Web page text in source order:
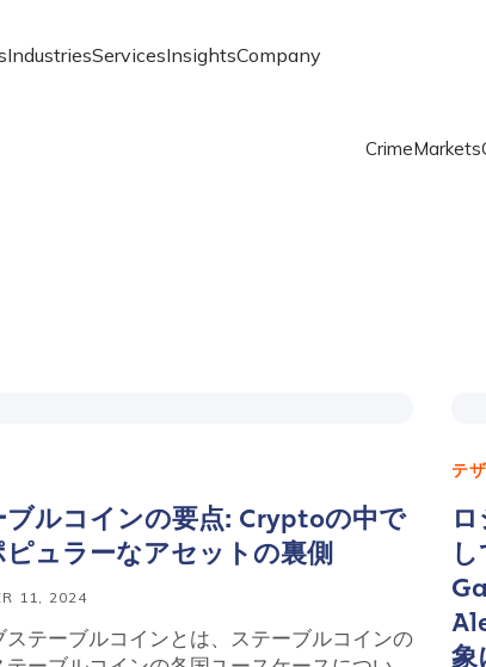
IndustriesServicesInsightsCompany
CrimeMarkets
ブルコインの要点: Cryptoの中で
ュラーなアセットの裏側
11, 2024
ステーブルコインとは、ステーブルコインの
テ
象